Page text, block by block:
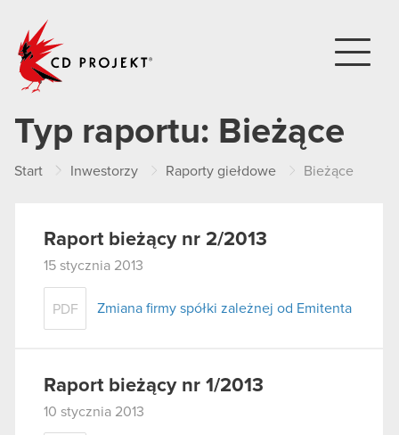
Typ raportu: Bieżące
Start Inwestorzy Raporty giełdowe Bieżące
Raport bieżący nr 2/2013
15 stycznia 2013
PDF Zmiana firmy spółki zależnej od Emitenta
Raport bieżący nr 1/2013
10 stycznia 2013